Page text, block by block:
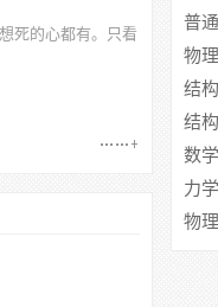
死的心都有。只看
力
普
物
结
结
数
力
物